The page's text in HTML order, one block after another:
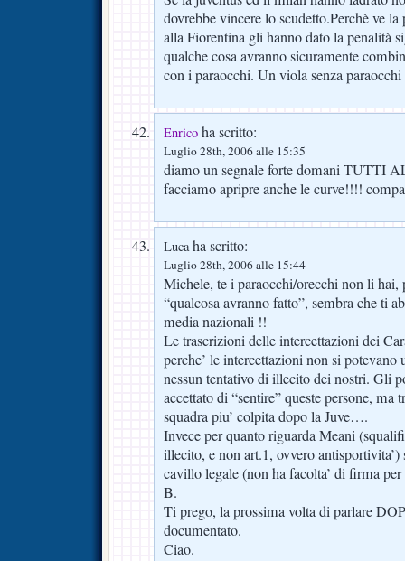
dovrebbe vincere lo scudetto.Perchè ve la
alla Fiorentina gli hanno dato la penalità
qualche cosa avranno sicuramente
con i paraocchi. Un viola senza paraocchi
Enrico ha scritto:
Luglio 28th, 2006 alle 15:35
diamo un segnale forte domani TUTTI
facciamo apripre anche le curve!!!!
Lucaha scritto:
Luglio 28th, 2006 alle 15:44
Michele, te i paraocchi/orecchi non li hai,
“qualcosa avranno fatto”, sembra che ti
media nazionali !!
Le trascrizioni delle intercettazioni dei
perche’ le intercettazioni non si potevano
nessun tentativo di illecito dei nostri. Gli
accettato di “sentire” queste persone, ma
squadra piu’ colpita dopo la Juve….
Invece per quanto riguarda Meani
illecito, e non art.1, ovvero
cavillo legale (non ha facolta’ di firma
B.
Ti prego, la prossima volta di parlare
documentato.
Ciao.